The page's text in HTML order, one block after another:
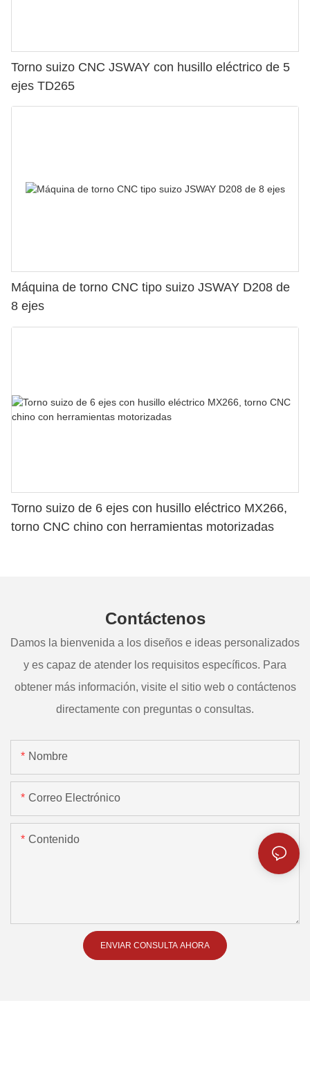
Torno suizo CNC JSWAY con husillo eléctrico de 5
ejes TD265
Máquina de torno CNC tipo suizo JSWAY D208 de
8 ejes
Torno suizo de 6 ejes con husillo eléctrico MX266,
torno CNC chino con herramientas motorizadas
Contáctenos
Damos la bienvenida a los diseños e ideas personalizados
y es capaz de atender los requisitos específicos. Para
obtener más información, visite el sitio web o contáctenos
directamente con preguntas o consultas.
Nombre
Correo Electrónico
Contenido
ENVIAR CONSULTA AHORA